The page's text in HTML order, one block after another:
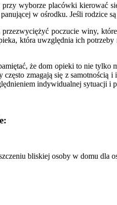
przy wyborze placówki kierować
w ośrodku. Jeśli rodzice
poczucie winy,
która uwzględnia ich
że dom opieki to nie tylko
często zmagają się z samotnością
indywidualnej sytuacji i
bliskiej osoby w domu dla